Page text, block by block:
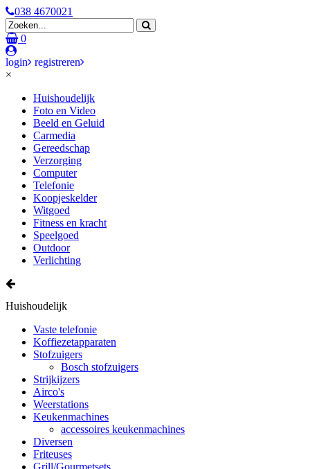
038 4670021
0
login
registreren
×
Huishoudelijk
Foto en Video
Beeld en Geluid
Carmedia
Gereedschap
Verzorging
Computer
Telefonie
Koopjeskelder
Witgoed
Fitness en kracht
Speelgoed
Outdoor
Verlichting
Huishoudelijk
Vaste telefonie
Koffiezetapparaten
Stofzuigers
Bosch stofzuigers
Strijkijzers
Airco's
Weerstations
Keukenmachines
accessoires keukenmachines
Diversen
Friteuses
Grill/Gourmetsets